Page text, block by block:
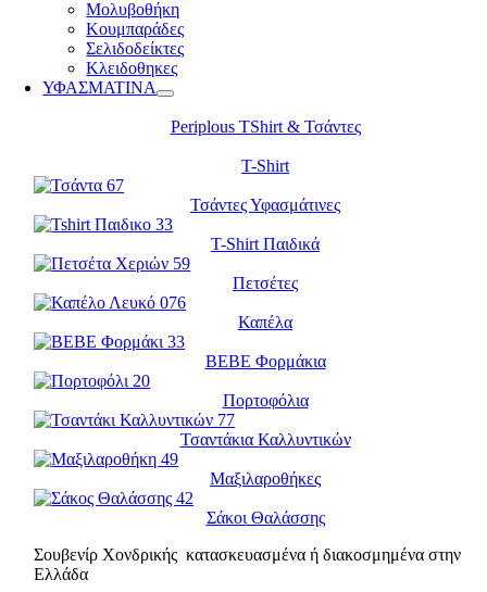
Μολυβοθήκη
Κουμπαράδες
Σελιδοδείκτες
Κλειδοθηκες
ΥΦΑΣΜΑΤΙΝΑ
Periplous TShirt & Τσάντες
T-Shirt
Τσάντες Υφασμάτινες
T-Shirt Παιδικά
Πετσέτες
Καπέλα
BEBE Φορμάκια
Πορτοφόλια
Τσαντάκια Καλλυντικών
Μαξιλαροθήκες
Σάκοι Θαλάσσης
Σουβενίρ Χονδρικής κατασκευασμένα ή διακοσμημένα στην
Ελλάδα